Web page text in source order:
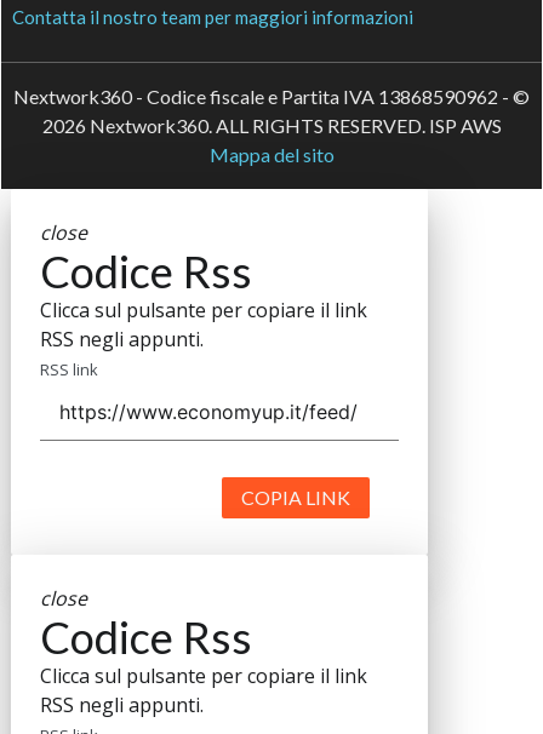
Contatta il nostro team per maggiori informazioni
Nextwork360 - Codice fiscale e Partita IVA 13868590962 - ©
2026 Nextwork360. ALL RIGHTS RESERVED. ISP AWS
Mappa del sito
close
Codice Rss
Clicca sul pulsante per copiare il link
RSS negli appunti.
RSS link
COPIA LINK
close
Codice Rss
Clicca sul pulsante per copiare il link
RSS negli appunti.